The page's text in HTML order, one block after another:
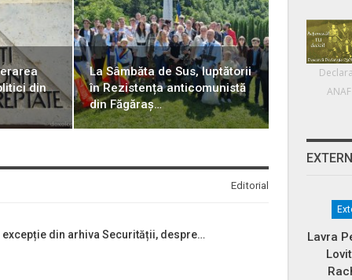
din
La Sâmbăta de Sus, luptătorii
în Rezistența anticomunistă
din Făgăraș…
Editorial
excepție din arhiva Securității, despre…
EXTERN
Lavra